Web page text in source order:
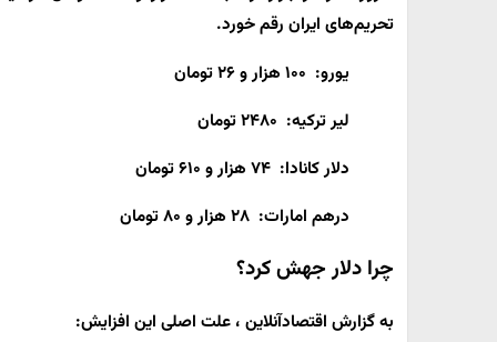
تحریم‌های ایران رقم خورد.
یورو: ۱۰۰ هزار و ۲۶ تومان
لیر ترکیه: ۲۴۸۰ تومان
دلار کانادا: ۷۴ هزار و ۶۱۰ تومان
درهم امارات: ۲۸ هزار و ۸۰ تومان
چرا دلار جهش کرد؟
به گزارش اقتصادآنلاین ، علت اصلی این افزایش: